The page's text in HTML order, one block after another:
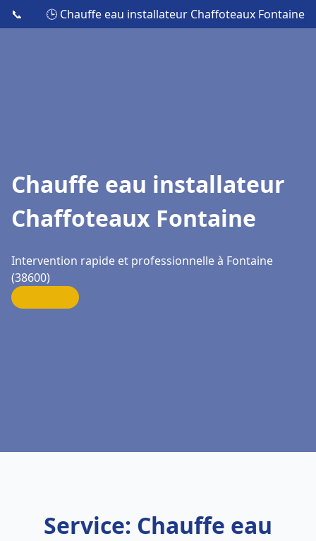
📞 🕒 Chauffe eau installateur Chaffoteaux Fontaine
Chauffe eau installateur
Chaffoteaux Fontaine
Intervention rapide et professionnelle à Fontaine
(38600)
Service: Chauffe eau